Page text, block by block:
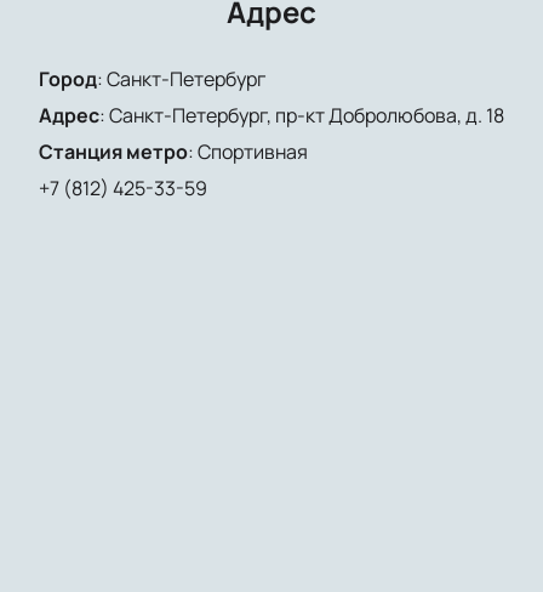
Адрес
Город:Санкт-Петербург
Адрес:Санкт-Петербург, пр-кт Добролюбова, д. 18
Станция метро:Спортивная
+7 (812) 425-33-59